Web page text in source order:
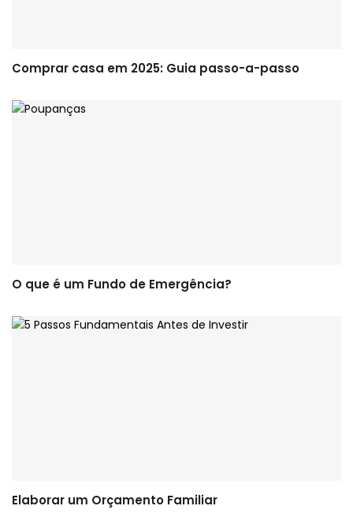
Comprar casa em 2025: Guia passo-a-passo
O que é um Fundo de Emergência?
Elaborar um Orçamento Familiar